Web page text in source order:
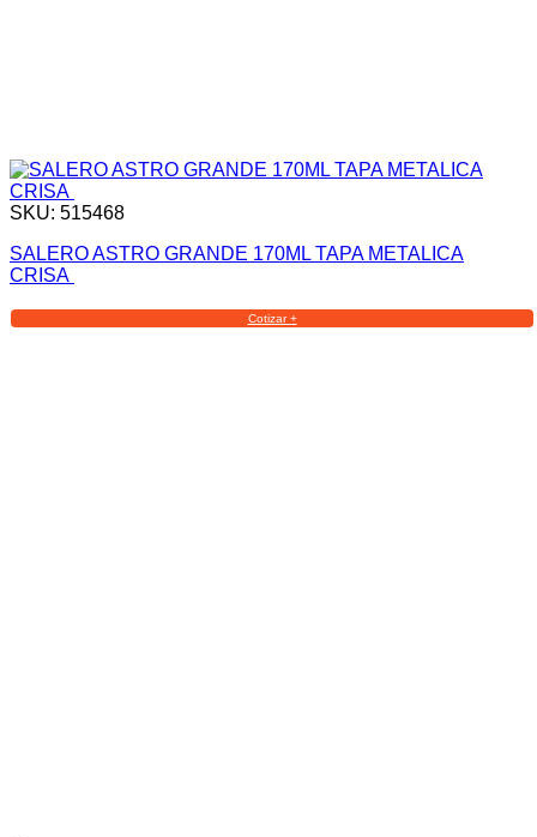
SKU: 515468
SALERO ASTRO GRANDE 170ML TAPA METALICA
CRISA
Cotizar +